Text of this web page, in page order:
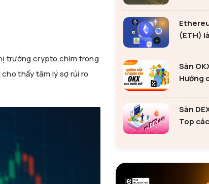
trường crypto chìm trong
thấy tâm lý sợ rủi ro
Bitcoin
(ETH)
tư
Sàn
Hướng
mới
Sàn
Top